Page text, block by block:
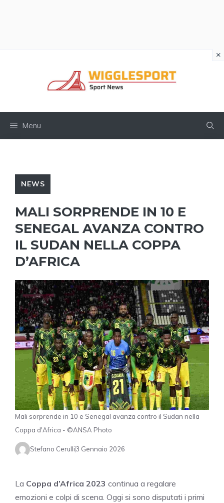
Menu
NEWS
MALI SORPRENDE IN 10 E
SENEGAL AVANZA CONTRO
IL SUDAN NELLA COPPA
D’AFRICA
Mali sorprende in 10 e Senegal avanza contro il Sudan nella
Coppa d'Africa - ©ANSA Photo
Stefano Cerulli3 Gennaio 2026
La Coppa d’Africa 2023 continua a regalare
emozioni e colpi di scena. Oggi si sono disputati i primi
×